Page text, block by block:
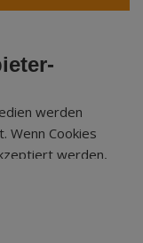
werden
Wenn Cookies
werden,